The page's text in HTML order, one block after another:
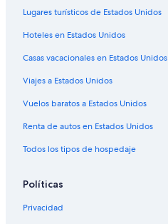
Lugares turísticos de Estados Unidos
Hoteles en Estados Unidos
Casas vacacionales en Estados Unidos
Viajes a Estados Unidos
Vuelos baratos a Estados Unidos
Renta de autos en Estados Unidos
Todos los tipos de hospedaje
Políticas
Privacidad